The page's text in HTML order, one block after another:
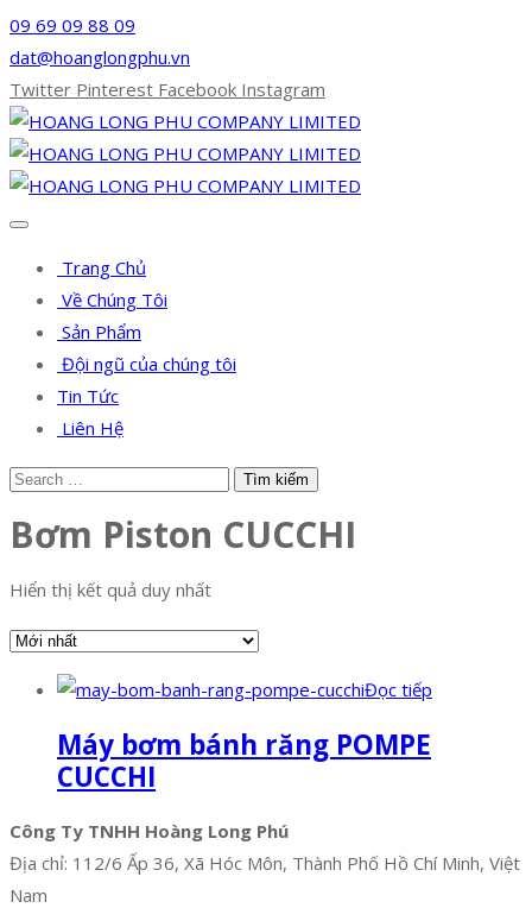
09 69 09 88 09
dat@hoanglongphu.vn
Twitter Pinterest Facebook Instagram
Trang Chủ
Về Chúng Tôi
Sản Phẩm
Đội ngũ của chúng tôi
Tin Tức
Liên Hệ
Bơm Piston CUCCHI
Hiển thị kết quả duy nhất
Đọc tiếp
Máy bơm bánh răng POMPE
CUCCHI
Công Ty TNHH Hoàng Long Phú
Địa chỉ: 112/6 Ấp 36, Xã Hóc Môn, Thành Phố Hồ Chí Minh, Việt
Nam